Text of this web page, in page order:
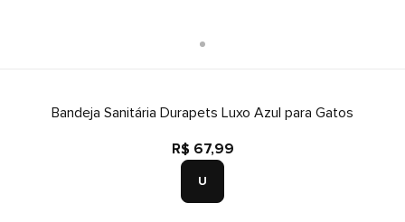
Bandeja Sanitária Durapets Luxo Azul para Gatos
R$ 67,99
U